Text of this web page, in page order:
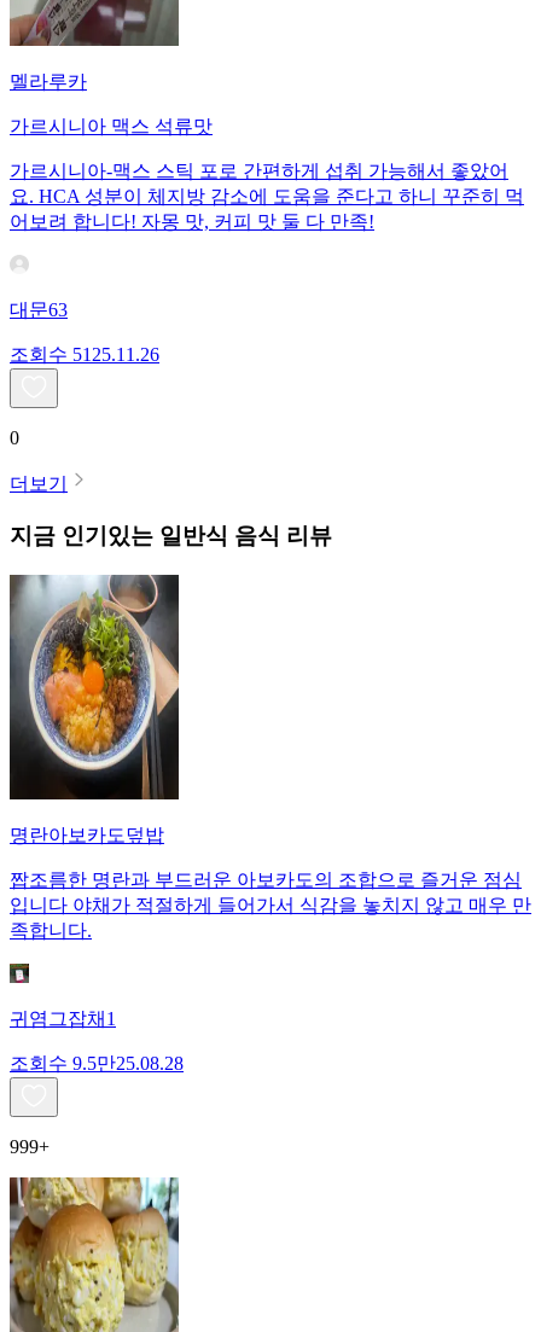
멜라루카
가르시니아 맥스 석류맛
가르시니아-맥스 스틱 포로 간편하게 섭취 가능해서 좋았어
요. HCA 성분이 체지방 감소에 도움을 준다고 하니 꾸준히 먹
어보려 합니다! 자몽 맛, 커피 맛 둘 다 만족!
대문63
조회수 51 25.11.26
0
더보기
지금 인기있는 일반식 음식 리뷰
명란아보카도덮밥
짭조름한 명란과 부드러운 아보카도의 조합으로 즐거운 점심
입니다 야채가 적절하게 들어가서 식감을 놓치지 않고 매우 만
족합니다.
귀염그잡채1
조회수 9.5만25.08.28
999+